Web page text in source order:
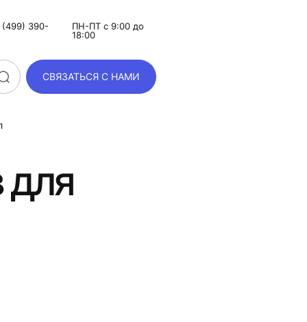
(499) 390-
ПН-ПТ с 9:00 до
18:00
СВЯЗАТЬСЯ С НАМИ
для